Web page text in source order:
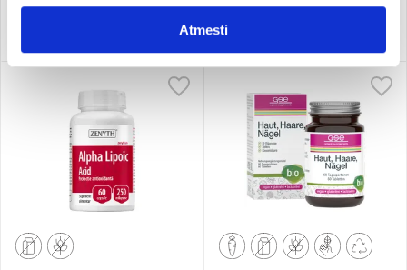
Atmesti